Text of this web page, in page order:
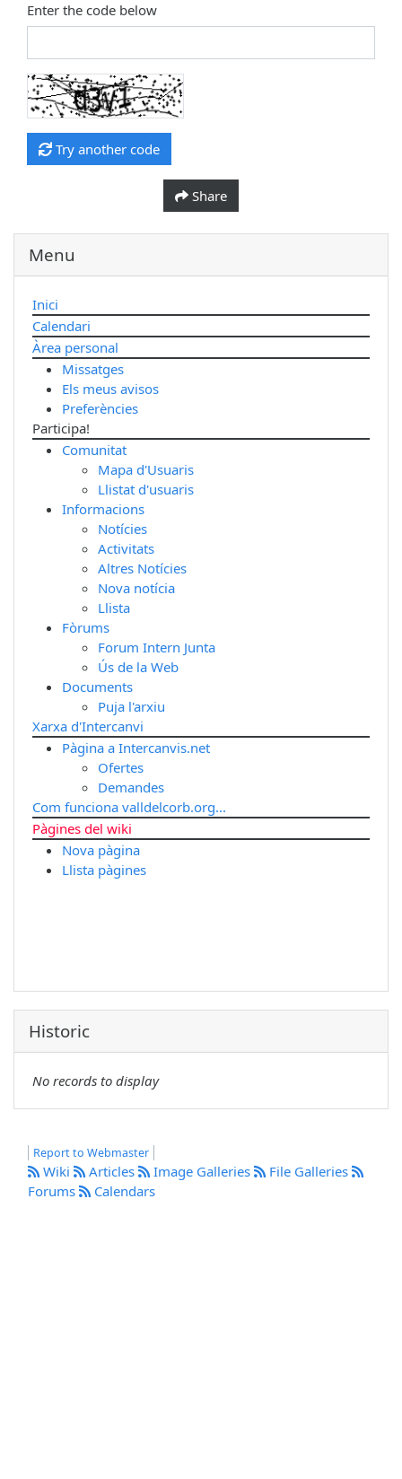
Enter the code below
Try another code
Share
Menu
Inici
Calendari
Àrea personal
Missatges
Els meus avisos
Preferències
Participa!
Comunitat
Mapa d'Usuaris
Llistat d'usuaris
Informacions
Notícies
Activitats
Altres Notícies
Nova notícia
Llista
Fòrums
Forum Intern Junta
Ús de la Web
Documents
Puja l'arxiu
Xarxa d'Intercanvi
Pàgina a Intercanvis.net
Ofertes
Demandes
Com funciona valldelcorb.org...
Pàgines del wiki
Nova pàgina
Llista pàgines
Historic
No records to display
Report to Webmaster
Wiki Articles Image Galleries
File Galleries
Forums
Calendars